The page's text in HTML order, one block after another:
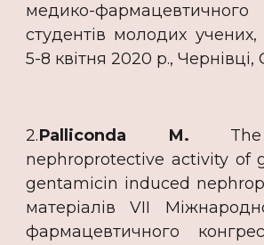
медико-
студентів молодих
5-8 квітня 2020 р., Чернівці,
2.Рalliconda М. The
nephroprotective activity of
gentamicin induced
матеріалів VII
фармацевтичного